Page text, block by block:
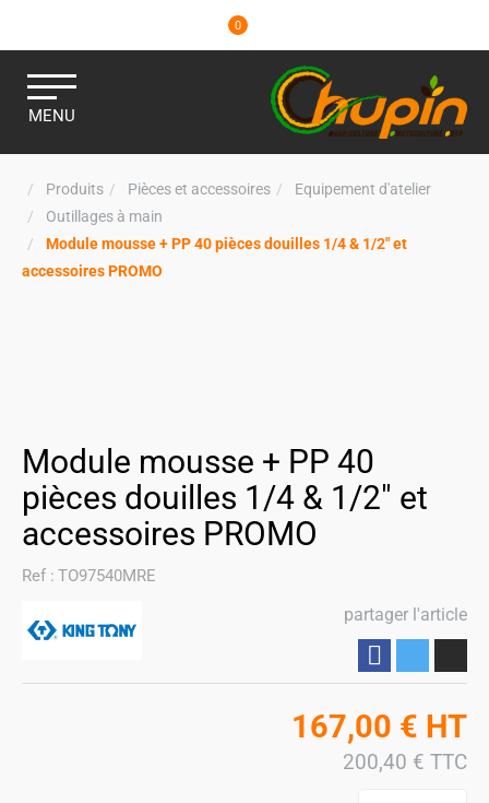
0
MENU
Produits Pièces et accessoires
Equipement d'atelier
Outillages à main
Module mousse + PP 40 pièces douilles 1/4 & 1/2" et
accessoires PROMO
Module mousse + PP 40
pièces douilles 1/4 & 1/2" et
accessoires PROMO
Ref : TO97540MRE
partager l'article
167,00 € HT
200,40 € TTC